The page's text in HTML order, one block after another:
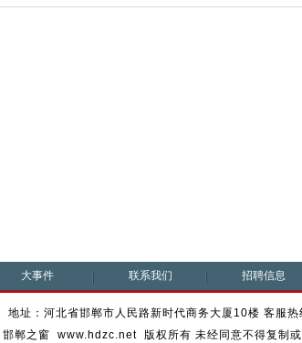
大事件 联系我们 招聘信息
地址：河北省邯郸市人民路新时代商务大厦10楼 客服
邯郸之窗 www.hdzc.net 版权所有 未经同意不得复制